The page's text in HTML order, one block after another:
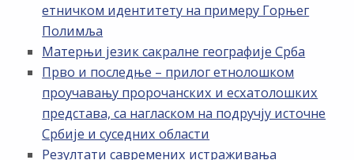
етничком идентитету на примеру Горњег
Полимља
Матерњи језик сакралне географије Срба
Прво и последње – прилог етнолошком
проучавању пророчанских и есхатолошких
представа, са нагласком на подручју источне
Србије и суседних области
Резултати савремених истраживања